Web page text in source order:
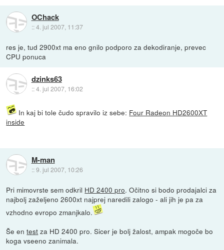
OChack
::4. jul 2007, 11:37
res je, tud 2900xt ma eno gnilo podporo za dekodiranje, prevec
CPU ponuca
dzinks63
::4. jul 2007, 16:02
In kaj bi tole čudo spravilo iz sebe: Four Radeon HD2600XT
inside
M-man
::9. jul 2007, 10:26
Pri mimovrste sem odkril HD 2400 pro. Očitno si bodo prodajalci za
najbolj zaželjeno 2600xt najprej naredili zalogo - ali jih je pa za
vzhodno evropo zmanjkalo.
Še entest za HD 2400 pro. Sicer je bolj žalost, ampak mogoče bo
koga vseeno zanimala.